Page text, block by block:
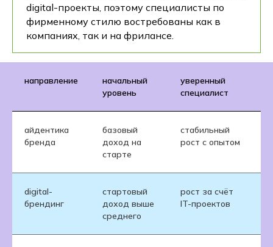
digital-проекты, поэтому специалисты по
фирменному стилю востребованы как в
компаниях, так и на фрилансе.
направление
начальный
уровень
уверенный
специалист
айдентика
бренда
базовый
доход на
старте
стабильный
рост с опытом
digital-
брендинг
стартовый
доход выше
среднего
рост за счёт
IT-проектов